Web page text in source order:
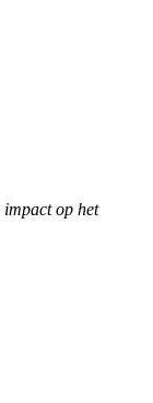
op het